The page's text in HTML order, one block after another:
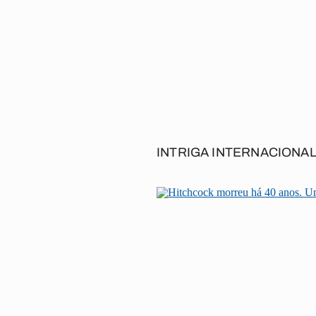
INTRIGA INTERNACIONAL